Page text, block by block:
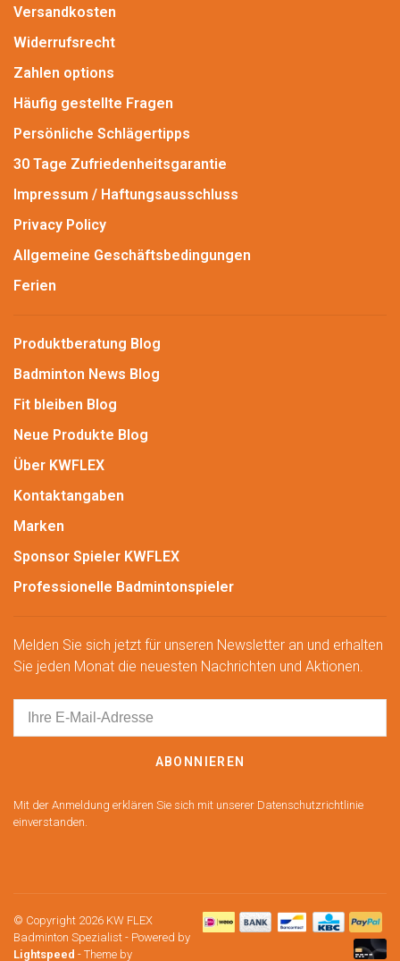
Versandkosten
Widerrufsrecht
Zahlen options
Häufig gestellte Fragen
Persönliche Schlägertipps
30 Tage Zufriedenheitsgarantie
Impressum / Haftungsausschluss
Privacy Policy
Allgemeine Geschäftsbedingungen
Ferien
Produktberatung Blog
Badminton News Blog
Fit bleiben Blog
Neue Produkte Blog
Über KWFLEX
Kontaktangaben
Marken
Sponsor Spieler KWFLEX
Professionelle Badmintonspieler
Melden Sie sich jetzt für unseren Newsletter an und erhalten
Sie jeden Monat die neuesten Nachrichten und Aktionen.
ABONNIEREN
Mit der Anmeldung erklären Sie sich mit unserer Datenschutzrichtlinie
einverstanden.
© Copyright 2026 KW FLEX
Badminton Spezialist - Powered by
Lightspeed - Theme by